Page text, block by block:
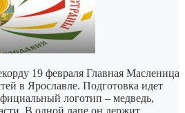
19 февраля Главная Масленица
в Ярославле. Подготовка идет
логотип – медведь,